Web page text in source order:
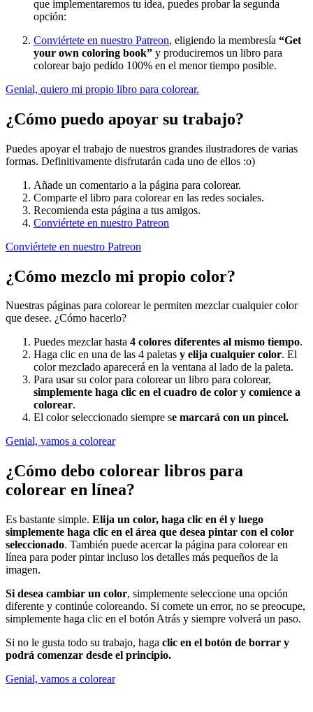
que implementaremos tu idea, puedes probar la segunda
opción:
Conviértete en nuestro Patreon, eligiendo la membresía “Get
your own coloring book” y produciremos un libro para
colorear bajo pedido 100% en el menor tiempo posible.
Genial, quiero mi propio libro para colorear.
¿Cómo puedo apoyar su trabajo?
Puedes apoyar el trabajo de nuestros grandes ilustradores de varias
formas. Definitivamente disfrutarán cada uno de ellos :o)
Añade un comentario a la página para colorear.
Comparte el libro para colorear en las redes sociales.
Recomienda esta página a tus amigos.
Conviértete en nuestro Patreon
Conviértete en nuestro Patreon
¿Cómo mezclo mi propio color?
Nuestras páginas para colorear le permiten mezclar cualquier color
que desee. ¿Cómo hacerlo?
Puedes mezclar hasta 4 colores diferentes al mismo tiempo.
Haga clic en una de las 4 paletas y elija cualquier color. El
color mezclado aparecerá en la ventana al lado de la paleta.
Para usar su color para colorear un libro para colorear,
simplemente haga clic en el cuadro de color y comience a
colorear.
El color seleccionado siempre se marcará con un pincel.
Genial, vamos a colorear
¿Cómo debo colorear libros para
colorear en línea?
Es bastante simple. Elija un color, haga clic en él y luego
simplemente haga clic en el área que desea pintar con el color
seleccionado. También puede acercar la página para colorear en
línea para poder pintar incluso los detalles más pequeños de la
imagen.
Si desea cambiar un color, simplemente seleccione una opción
diferente y continúe coloreando. Si comete un error, no se preocupe,
simplemente haga clic en el botón Atrás y siempre volverá un paso.
Si no le gusta todo su trabajo, haga clic en el botón de borrar y
podrá comenzar desde el principio.
Genial, vamos a colorear